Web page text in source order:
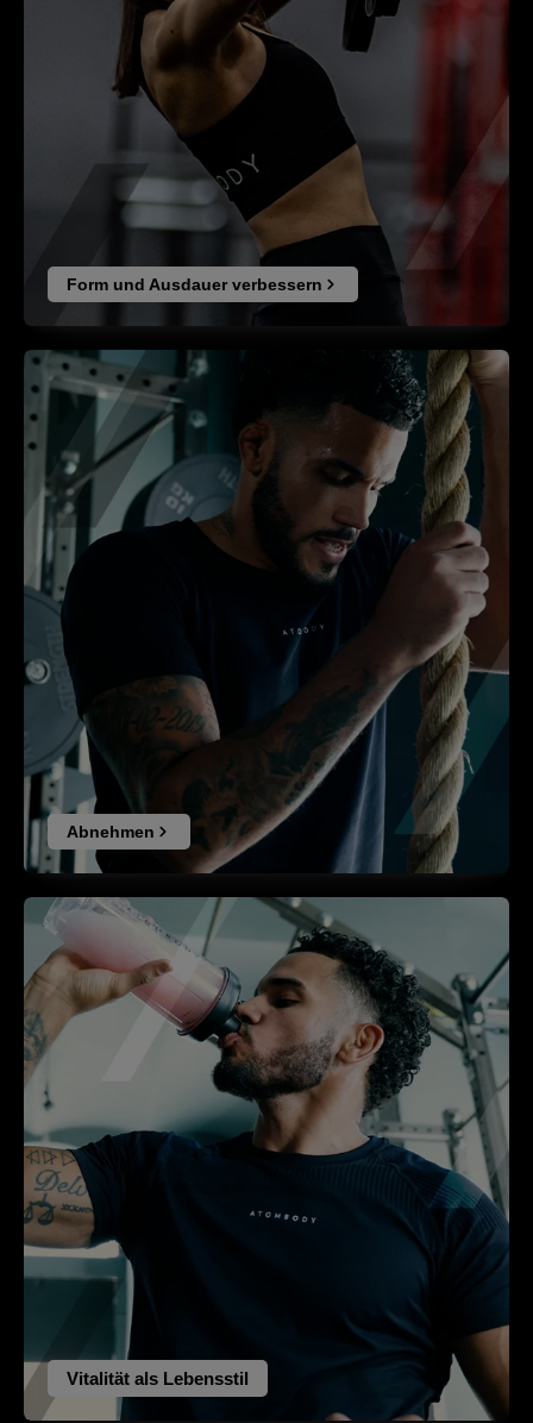
Form und Ausdauer verbessern
Abnehmen
Vitalität als Lebensstil